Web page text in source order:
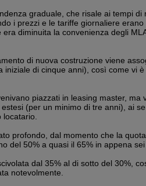
graduale, che risale ai tempi di
i prezzi e le tariffe giornaliere
diminuita la convenienza degli
di nuova costruzione viene
iniziale di cinque anni), così come vi
piazzati in leasing master, ma
(per un minimo di tre anni), ai
profondo, dal momento che la
del 50% a quasi il 65% in appena
dal 35% al di sotto del 30%,
notevolmente.